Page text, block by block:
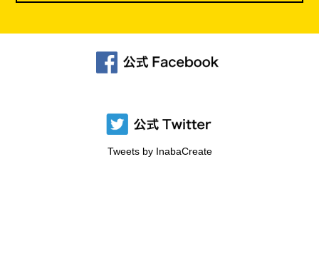
Tweets by InabaCreate